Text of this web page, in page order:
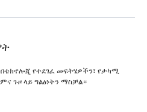
የተደገፈ መፍትሄዎችን፣ የታካሚ
ጉዞ ላይ ግልፅነትን ማስቻል።